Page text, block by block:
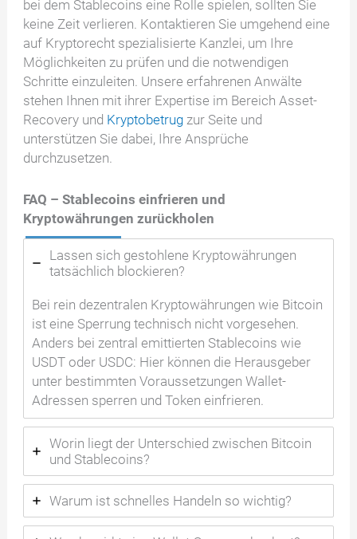
bei dem Stablecoins eine Rolle spielen, sollten Sie
keine Zeit verlieren. Kontaktieren Sie umgehend eine
auf Kryptorecht spezialisierte Kanzlei, um Ihre
Möglichkeiten zu prüfen und die notwendigen
Schritte einzuleiten. Unsere erfahrenen Anwälte
stehen Ihnen mit ihrer Expertise im Bereich Asset-
Recovery und Kryptobetrug zur Seite und
unterstützen Sie dabei, Ihre Ansprüche
durchzusetzen.
FAQ – Stablecoins einfrieren und
Kryptowährungen zurückholen
Lassen sich gestohlene Kryptowährungen
tatsächlich blockieren?
Bei rein dezentralen Kryptowährungen wie Bitcoin
ist eine Sperrung technisch nicht vorgesehen.
Anders bei zentral emittierten Stablecoins wie
USDT oder USDC: Hier können die Herausgeber
unter bestimmten Voraussetzungen Wallet-
Adressen sperren und Token einfrieren.
Worin liegt der Unterschied zwischen Bitcoin
und Stablecoins?
Warum ist schnelles Handeln so wichtig?